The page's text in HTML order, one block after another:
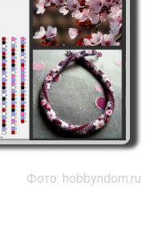
Фото: hobbyndom.ru